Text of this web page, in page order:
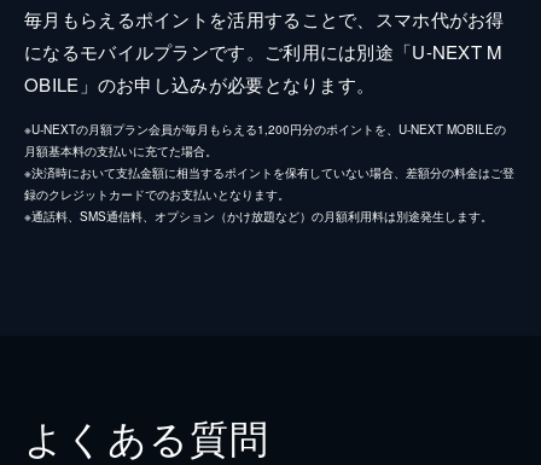
毎月もらえるポイントを活用することで、スマホ代がお得
になるモバイルプランです。ご利用には別途「U-NEXT M
OBILE」のお申し込みが必要となります。
※U-NEXTの月額プラン会員が毎月もらえる1,200円分のポイントを、U-NEXT MOBILEの
月額基本料の支払いに充てた場合。
※決済時において支払金額に相当するポイントを保有していない場合、差額分の料金はご登
録のクレジットカードでのお支払いとなります。
※通話料、SMS通信料、オプション（かけ放題など）の月額利用料は別途発生します。
よくある質問